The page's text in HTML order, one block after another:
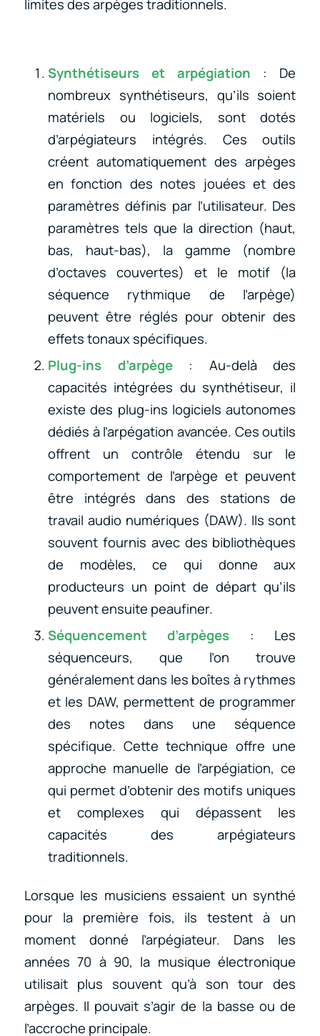
limites des arpèges traditionnels.
Synthétiseurs et arpégiation : De
nombreux synthétiseurs, qu’ils soient
matériels ou logiciels, sont dotés
d’arpégiateurs intégrés. Ces outils
créent automatiquement des arpèges
en fonction des notes jouées et des
paramètres définis par l’utilisateur. Des
paramètres tels que la direction (haut,
bas, haut-bas), la gamme (nombre
d’octaves couvertes) et le motif (la
séquence rythmique de l’arpège)
peuvent être réglés pour obtenir des
effets tonaux spécifiques.
Plug-ins d’arpège: Au-delà des
capacités intégrées du synthétiseur, il
existe des plug-ins logiciels autonomes
dédiés à l’arpégation avancée. Ces outils
offrent un contrôle étendu sur le
comportement de l’arpège et peuvent
être intégrés dans des stations de
travail audio numériques (DAW). Ils sont
souvent fournis avec des bibliothèques
de modèles, ce qui donne aux
producteurs un point de départ qu’ils
peuvent ensuite peaufiner.
Séquencement d’arpèges : Les
séquenceurs, que l’on trouve
généralement dans les boîtes à rythmes
et les DAW, permettent de programmer
des notes dans une séquence
spécifique. Cette technique offre une
approche manuelle de l’arpégiation, ce
qui permet d’obtenir des motifs uniques
et complexes qui dépassent les
capacités des arpégiateurs
traditionnels.
Lorsque les musiciens essaient un synthé
pour la première fois, ils testent à un
moment donné l’arpégiateur. Dans les
années 70 à 90, la musique électronique
utilisait plus souvent qu’à son tour des
arpèges. Il pouvait s’agir de la basse ou de
l’accroche principale.